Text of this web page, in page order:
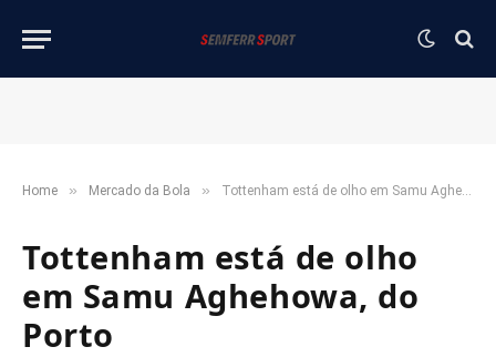
Home » Mercado da Bola » Tottenham está de olho em Samu Aghehowa, do Porto
Tottenham está de olho
em Samu Aghehowa, do
Porto